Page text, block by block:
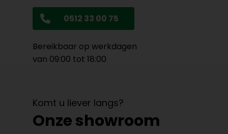
0512 33 00 75
Bereikbaar op werkdagen
van 09:00 tot 18:00
Komt u liever langs?
Onze showroom